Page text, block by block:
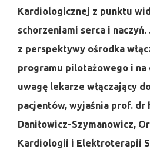
Kardiologicznej z punktu
schorzeniami serca i
z perspektywy ośrodka
programu pilotażowego i na
uwagę lekarze włączający
pacjentów, wyjaśnia prof. dr
Daniłowicz-Szymanowicz,
Kardiologii i Elektroterapii